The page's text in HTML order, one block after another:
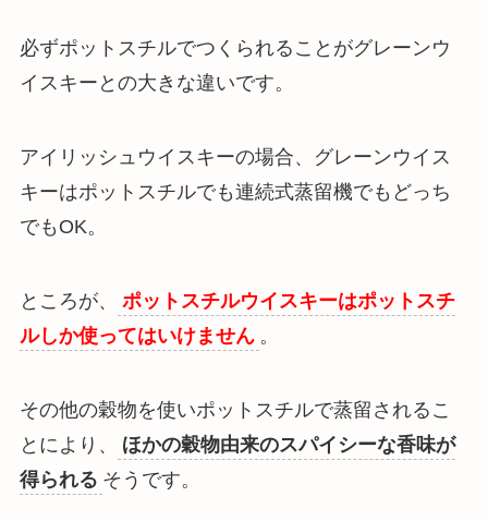
必ずポットスチルでつくられることがグレーンウ
イスキーとの大きな違いです。
アイリッシュウイスキーの場合、グレーンウイス
キーはポットスチルでも連続式蒸留機でもどっち
でもOK。
ところが、
ポットスチルウイスキーはポットスチ
ルしか使ってはいけません 。
その他の穀物を使いポットスチルで蒸留されるこ
とにより、
ほかの穀物由来のスパイシーな香味が
得られる そうです。